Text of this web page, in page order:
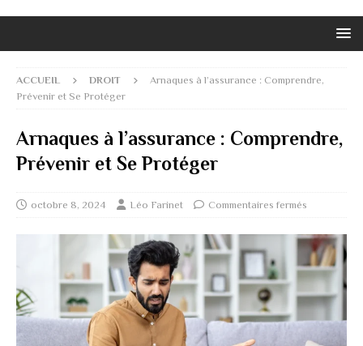
ACCUEIL DROIT
Arnaques à l’assurance : Comprendre,
Prévenir et Se Protéger
Arnaques à l’assurance : Comprendre,
Prévenir et Se Protéger
octobre 8, 2024 Léo Farinet Commentaires fermés